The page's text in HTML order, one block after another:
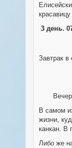
3 день.
Завтрак
В самом
жизни,
канкан. В
Либо же